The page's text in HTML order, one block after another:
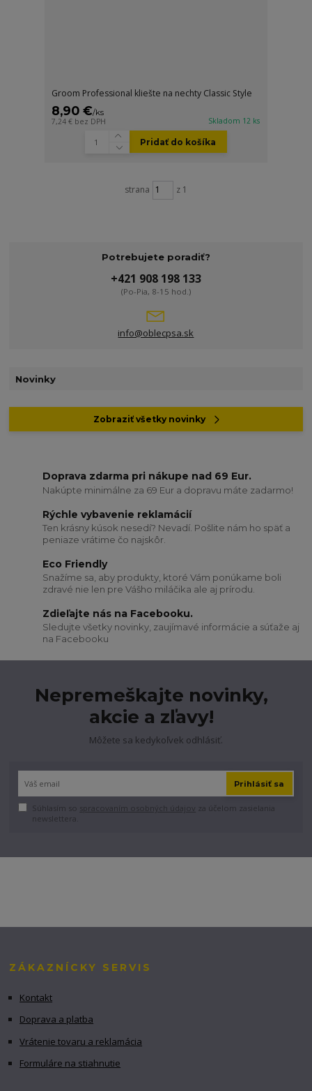
Groom Professional kliešte na nechty Classic Style
8,90 €/ks
7,24 € bez DPH Skladom 12 ks
Pridať do košíka
strana z 1
Potrebujete poradiť?
+421 908 198 133
(Po-Pia, 8-15 hod.)
info@oblecpsa.sk
Novinky
Zobraziť všetky novinky
Doprava zdarma pri nákupe nad 69 Eur.
Nakúpte minimálne za 69 Eur a dopravu máte zadarmo!
Rýchle vybavenie reklamácií
Ten krásny kúsok nesedí? Nevadí. Pošlite nám ho späť a
peniaze vrátime čo najskôr.
Eco Friendly
Snažíme sa, aby produkty, ktoré Vám ponúkame boli
zdravé nie len pre Vášho miláčika ale aj prírodu.
Zdieľajte nás na Facebooku.
Sledujte všetky novinky, zaujímavé informácie a súťaže aj
na Facebooku
Nepremeškajte novinky,
akcie a zľavy!
Môžete sa kedykoľvek odhlásiť.
Prihlásiť sa
Súhlasím so spracovaním osobných údajov za účelom zasielania
newslettera.
ZÁKAZNÍCKY SERVIS
Kontakt
Doprava a platba
Vrátenie tovaru a reklamácia
Formuláre na stiahnutie